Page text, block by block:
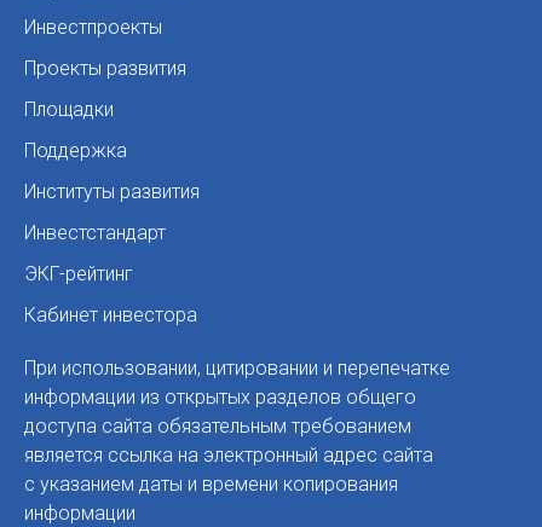
Инвестпроекты
Проекты развития
Площадки
Поддержка
Институты развития
Инвестстандарт
ЭКГ-рейтинг
Кабинет инвестора
При использовании, цитировании и перепечатке
информации из открытых разделов общего
доступа сайта обязательным требованием
является ссылка на электронный адрес сайта
с указанием даты и времени копирования
информации